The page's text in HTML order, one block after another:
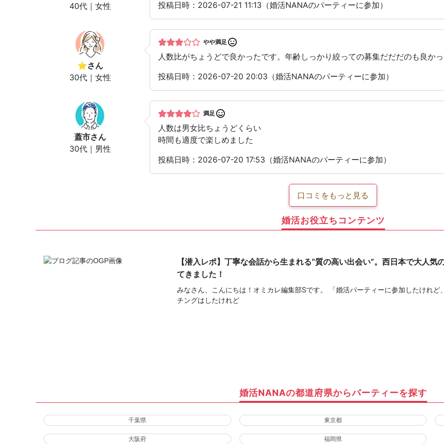
40代｜女性 投稿日時：2026-07-21 11:13（婚活NANAのパーティーに参加）
⭐︎さん
30代｜女性
やや満足
人数比がちょうどで良かったです。年齢しっかり絞っての募集だだだのも良か
投稿日時：2026-07-20 20:03（婚活NANAのパーティーに参加）
蓋市さん
30代｜男性
満足
人数は男女比ちょうどくらい
時間も適度で楽しめました
投稿日時：2026-07-20 17:53（婚活NANAのパーティーに参加）
口コミをもっと見る
婚活お役立ちコンテンツ
【潜入レポ】丁寧な会話から生まれる“質の高い出会い”。西日本で大人
てきました！
みなさん、こんにちは！オミカレ編集部Sです。 「婚活パーティーに参加したけれ
チングはしたけれど
婚活NANAの都道府県からパーティーを探す
千葉県 東京都
大阪府 福岡県